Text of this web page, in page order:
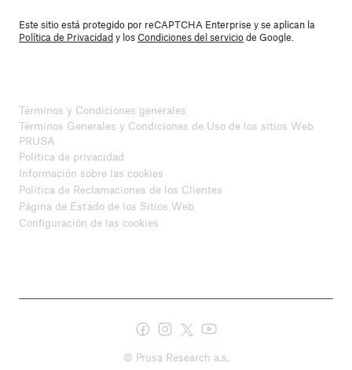
Este sitio está protegido por reCAPTCHA Enterprise y se aplican la
Política de Privacidady losCondiciones del serviciode Google.
Términos y Condiciones generales
Términos Generales y Condiciones de Uso de los sitios Web
PRUSA
Política de privacidad
Información sobre las cookies
Política de Reclamaciones de los Clientes
Página de Estado de los Sitios Web
Configuración de las cookies
© Prusa Research a.s.